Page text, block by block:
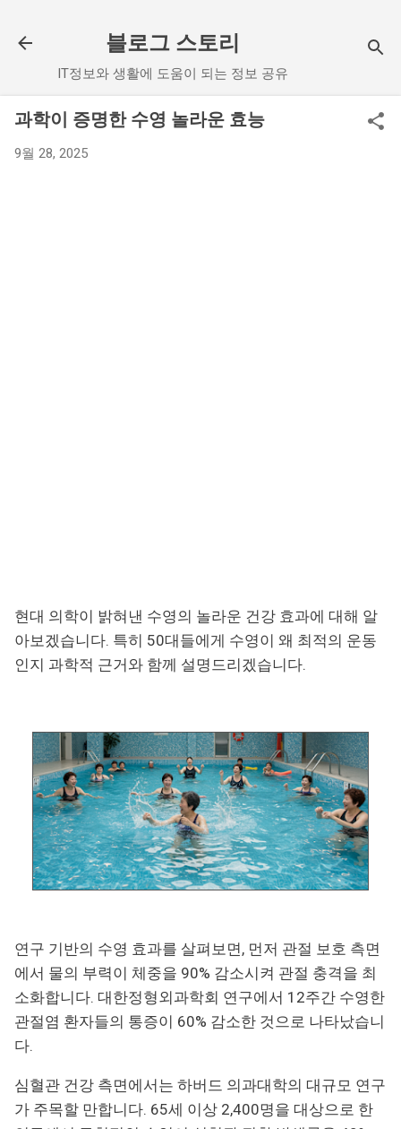
블로그 스토리
IT정보와 생활에 도움이 되는 정보 공유
과학이 증명한 수영 놀라운 효능
9월 28, 2025
현대 의학이 밝혀낸 수영의 놀라운 건강 효과에 대해 알
아보겠습니다. 특히 50대들에게 수영이 왜 최적의 운동
인지 과학적 근거와 함께 설명드리겠습니다.
연구 기반의 수영 효과를 살펴보면, 먼저 관절 보호 측면
에서 물의 부력이 체중을 90% 감소시켜 관절 충격을 최
소화합니다. 대한정형외과학회 연구에서 12주간 수영한
관절염 환자들의 통증이 60% 감소한 것으로 나타났습니
다.
심혈관 건강 측면에서는 하버드 의과대학의 대규모 연구
가 주목할 만합니다. 65세 이상 2,400명을 대상으로 한